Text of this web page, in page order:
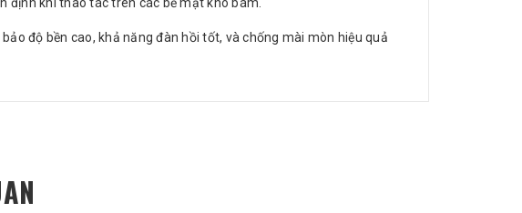
độ bền cao, khả năng đàn hồi tốt, và chống mài mòn hiệu quả